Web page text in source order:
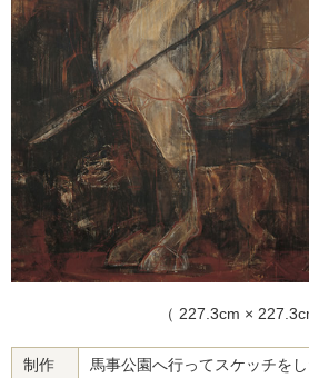
（ 227.3cm ×
制作
馬事公園へ行ってスケッチを